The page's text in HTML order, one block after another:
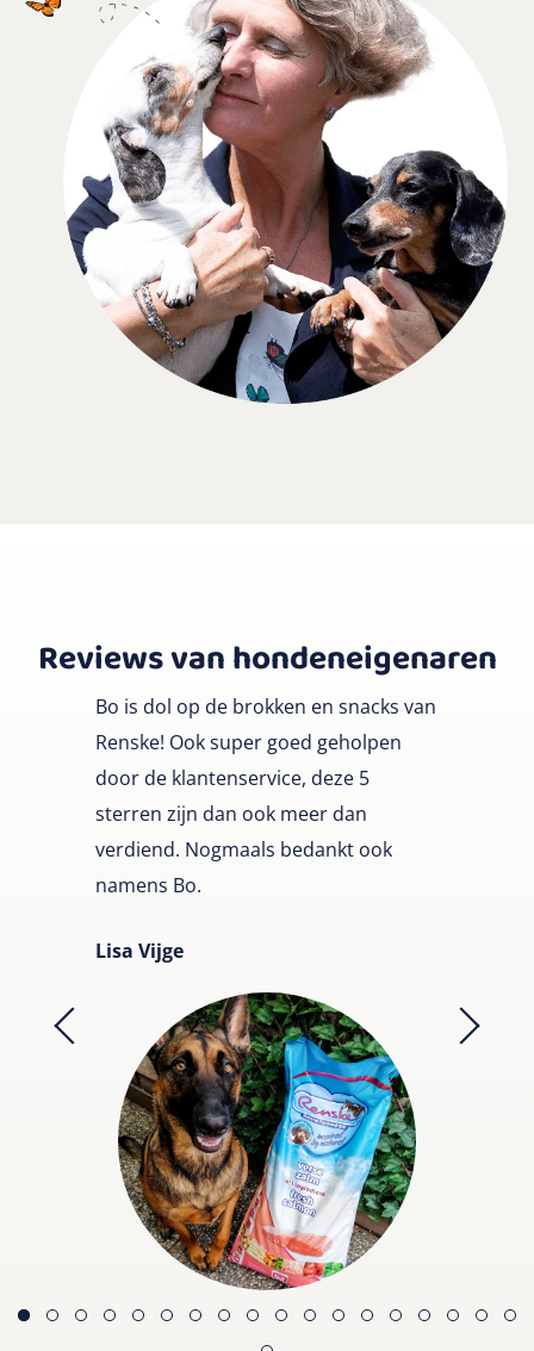
Reviews van hondeneigenaren
Bo is dol op de brokken en snacks van
Renske! Ook super goed geholpen
door de klantenservice, deze 5
sterren zijn dan ook meer dan
verdiend. Nogmaals bedankt ook
namens Bo.
Lisa Vijge